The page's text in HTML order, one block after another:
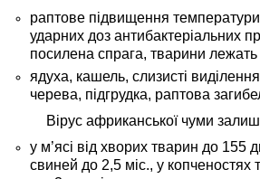
раптове підвищення
ударних доз антибактеріальних
посилена спрага, тварини
ядуха, кашель, слизисті
черева, підгрудка, раптова
Вірус африканської чуми
у м’ясі від хворих тварин до 155
свиней до 2,5 міс., у копченостях